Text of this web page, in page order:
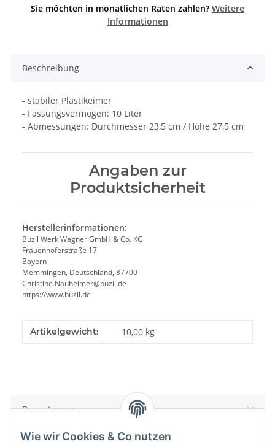
Sie möchten in monatlichen Raten zahlen? Weitere
Informationen
Beschreibung
- stabiler Plastikeimer
- Fassungsvermögen: 10 Liter
- Abmessungen: Durchmesser 23,5 cm / Höhe 27,5 cm
Angaben zur
Produktsicherheit
Herstellerinformationen:
Buzil Werk Wagner GmbH & Co. KG
Frauenhoferstraße 17
Bayern
Memmingen, Deutschland, 87700
Christine.Nauheimer@buzil.de
https://www.buzil.de
Artikelgewicht: 10,00 kg
Bewertungen
Wie wir Cookies & Co nutzen